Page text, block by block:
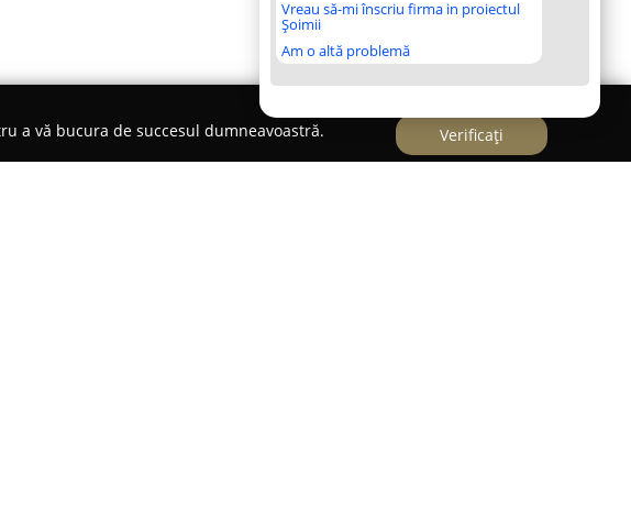
Vreau să-mi înscriu firma in proiectul
Șoimii
Am o altă problemă
a vă bucura de succesul dumneavoastră.
Verificați